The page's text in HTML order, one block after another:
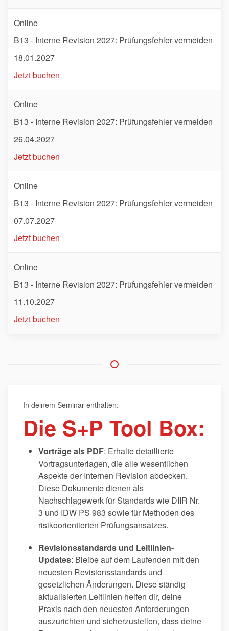
Online
B13 - Interne Revision 2027: Prüfungsfehler vermeiden
18.01.2027
Jetzt buchen
Online
B13 - Interne Revision 2027: Prüfungsfehler vermeiden
26.04.2027
Jetzt buchen
Online
B13 - Interne Revision 2027: Prüfungsfehler vermeiden
07.07.2027
Jetzt buchen
Online
B13 - Interne Revision 2027: Prüfungsfehler vermeiden
11.10.2027
Jetzt buchen
In deinem Seminar enthalten:
Die S+P Tool Box:
Vorträge als PDF: Erhalte detaillierte
Vortragsunterlagen, die alle wesentlichen
Aspekte der Internen Revision abdecken.
Diese Dokumente dienen als
Nachschlagewerk für Standards wie DIIR Nr.
3 und IDW PS 983 sowie für Methoden des
risikoorientierten Prüfungsansatzes.
Revisionsstandards und Leitlinien-
Updates: Bleibe auf dem Laufenden mit den
neuesten Revisionsstandards und
gesetzlichen Änderungen. Diese ständig
aktualisierten Leitlinien helfen dir, deine
Praxis nach den neuesten Anforderungen
auszurichten und sicherzustellen, dass deine